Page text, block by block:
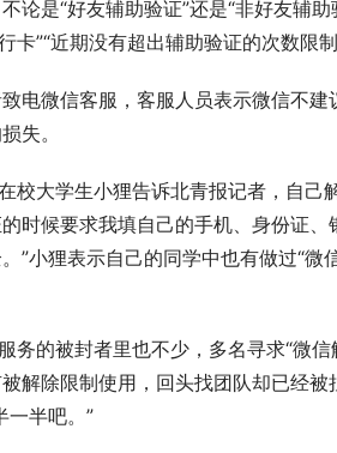
论是“好友辅助验证”还是“非好友辅
卡”“近期没有超出辅助验证的次数限
电微信客服，客服人员表示微信不
失。
校大学生小狸告诉北青报记者，自己
时候要求我填自己的手机、身份证
”小狸表示自己的同学中也有做过“
务的被封者里也不少，多名寻求“微
解除限制使用，回头找团队却已经
一半吧。”